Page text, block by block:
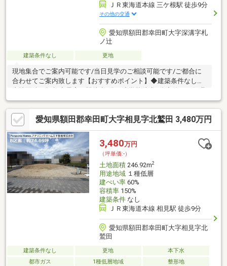
ＪＲ東海道本線 三ケ根駅 徒歩9分
その他の交通
愛知県額田郡幸田町大字深溝字札
ノ辻
建築条件なし 更地
現地集合でご案内可能です/当日見学のご相談可能です/ご都合に
合わせてご案内致します【おすすめポイント】◆建築条件なし◆
土地面積50坪超◆最寄り駅徒歩8分、小学校徒歩8分◆静かな住環
境で落ち着いた暮らしまずは『資料請求（無料）』からお気軽に
お問い合わせください。気になる税金、契約諸費用についてイチ
からご説明いたします。お問い合わせはフリーダイヤル(無
料)0120-780-008まで。不動産のことなら、センチュリー21なみと
不動産へおまかせください。
愛知県額田郡幸田町大字相見字北鷲田 3,480万円
3,480万円
（坪単価:-）
土地面積246.92m2
用途地域１種低層
建ぺい率60%
容積率150%
建築条件なし
ＪＲ東海道本線 相見駅 徒歩9分
愛知県額田郡幸田町大字相見字北
鷲田
建築条件なし 更地
本下水
都市ガス
1種低層地域 整形地